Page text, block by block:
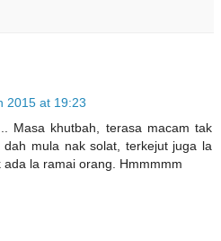
2015 at 19:23
Masa khutbah, terasa macam tak
dah mula nak solat, terkejut juga la
la ramai orang. Hmmmmm